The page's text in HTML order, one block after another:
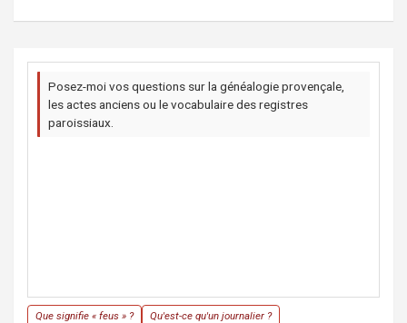
Posez-moi vos questions sur la généalogie provençale,
les actes anciens ou le vocabulaire des registres
paroissiaux.
Que signifie « feus » ?
Qu'est-ce qu'un journalier ?